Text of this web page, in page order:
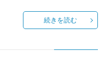
ン
に
ー
続きを読む